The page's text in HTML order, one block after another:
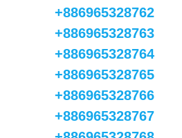
+886965328762
+886965328763
+886965328764
+886965328765
+886965328766
+886965328767